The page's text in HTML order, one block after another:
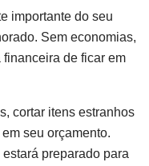
importante do seu
Sem economias,
de ficar em
cortar itens estranhos
seu orçamento.
preparado para